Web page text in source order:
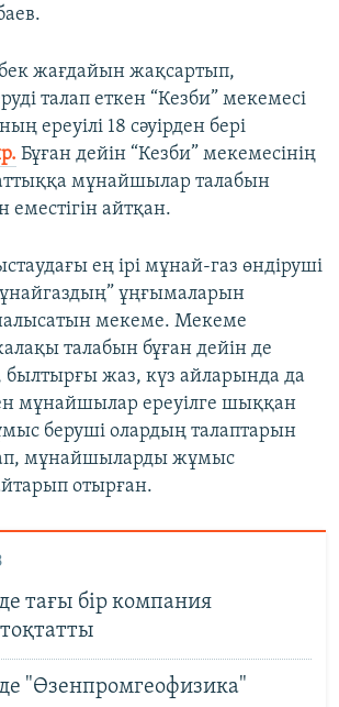
жағдайын жақсартып,
талап еткен “Кезби” мекемесі
ереуілі 18 cәуірден бері
Бұған дейін “Кезби” мекемесінің
мұнайшылар талабын
айтқан.
ең ірі мұнай-газ өндіруші
ұңғымаларын
мекеме. Мекеме
талабын бұған дейін де
былтырғы жаз, күз айларында да
мұнайшылар ереуілге шыққан
беруші олардың талаптарын
мұнайшыларды жұмыс
отырған.
тағы бір компания
"Өзенпромгеофизика"